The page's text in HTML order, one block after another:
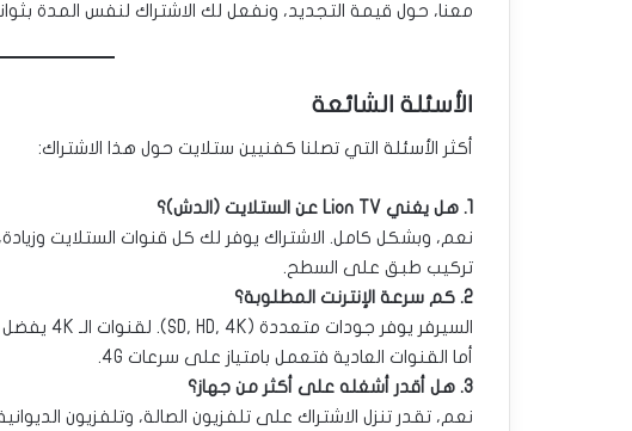
معنا، حول قيمة التجديد، ونفعل لك الاشتراك لنفس المدة
الأسئلة الشائعة
أكثر الأسئلة التي تصلنا كفنيين ستلايت حول هذا الاشتراك:
1. هل يغني Lion TV عن الستلايت (الدش)؟
نعم، وبشكل كامل. الاشتراك يوفر لك كل قنوات الستلايت
تركيب طبق على السطح.
2. كم سرعة الإنترنت المطلوبة؟
أما القنوات العادية فتعمل بامتياز على سرعات 4G.
3. هل أقدر أشغله على أكثر من جهاز؟
نعم، تقدر تنزل الاشتراك على تلفزيون الصالة، وتلفزيون